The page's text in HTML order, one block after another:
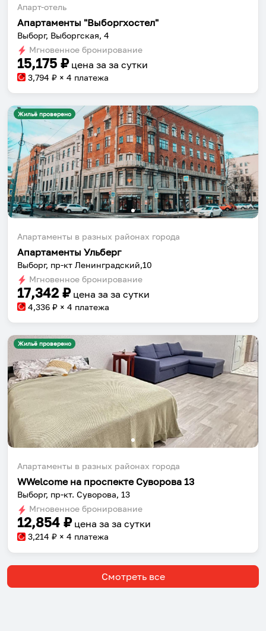
Апарт-отель
Апартаменты "Выборгхостел"
Выборг, Выборгская, 4
Мгновенное бронирование
15,175 ₽ цена за за сутки
3,794 ₽ × 4 платежа
Жильё проверено
Апартаменты в разных районах города
Апартаменты Ульберг
Выборг, пр-кт Ленинградский,10
Мгновенное бронирование
17,342 ₽ цена за за сутки
4,336 ₽ × 4 платежа
Жильё проверено
Апартаменты в разных районах города
WWelcome на проспекте Суворова 13
Выборг, пр-кт. Суворова, 13
Мгновенное бронирование
12,854 ₽ цена за за сутки
3,214 ₽ × 4 платежа
Смотреть все